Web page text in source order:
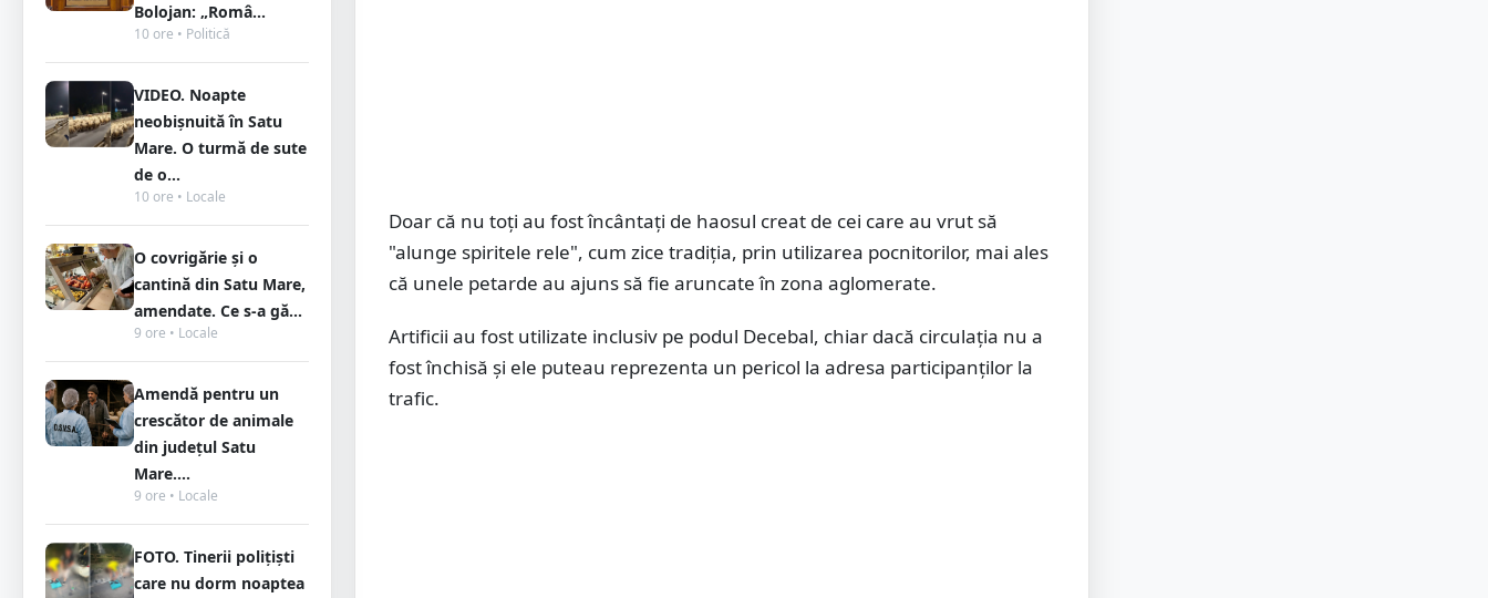
Bolojan: „Româ...
10 ore • Politică
VIDEO. Noapte
neobișnuită în Satu
Mare. O turmă de sute
de o...
10 ore • Locale
O covrigărie și o
cantină din Satu Mare,
amendate. Ce s-a gă...
9 ore • Locale
Amendă pentru un
crescător de animale
din județul Satu
Mare....
9 ore • Locale
FOTO. Tinerii polițiști
care nu dorm noaptea
Doar că nu toți au fost încântați de haosul creat de cei care au vrut să
"alunge spiritele rele", cum zice tradiția, prin utilizarea pocnitorilor, mai ales
că unele petarde au ajuns să fie aruncate în zona aglomerate.
Artificii au fost utilizate inclusiv pe podul Decebal, chiar dacă circulația nu a
fost închisă și ele puteau reprezenta un pericol la adresa participanților la
trafic.